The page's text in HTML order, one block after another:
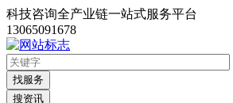
科技咨询全产业链一站式服务平台
13065091678
找服务
搜资讯